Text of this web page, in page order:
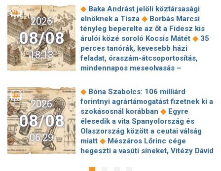
tojással dobálták meg a
miniszterelnököt – Koszovóban ◆
Szépségipar és orvosi turizmus:
milyen erős Budapest a plasztikai
sebészet térképén? ◆ 72 óra
Montenegróban ◆35 perces tanórák
lehetnek az alsó tagozatos diákoknak,
komoly változások jöhetnek az
András kirúgásával kezdődött, most a
köztársasági elnökké választásával ér
véget◆Farkas Fanni, a Tv2 Híradó új
arca a legvagányabb híradós: imád
veszélyesen élni◆Eldől a
planetárium jövője – posztolt a
miniszter◆Hogy is volt, amikor Baka
2026
08/08
18:13
◆ Baka Andrást jelöli köztársasági
elnöknek a Tisza ◆ Borbás Marcsi
tényleg beperelte az őt a Fidesz kis
árulói közé soroló Kocsis Mátét ◆ 35
perces tanórák, kevesebb házi
feladat, óraszám-átcsoportosítás,
mindennapos meseolvasás –
tagozatos javaslatcsomagja
Lemond és az egyetemről is távozik
az Ádám Zoltánt kirúgó corvinusos
rektorhelyettes◆
Katasztrófavédelem: Ez már nekünk is
sok! És sajnos nem látjuk a végét ◆
Nem fizeti vissza a vételárat a zuglói
kormányzati negyed
ingatlanfejlesztője
2026
08/08
06:29
◆ Bóna Szabolcs: 106 milliárd
forintnyi agrártámogatást fizetnek ki a
szokásosnál korábban ◆ Egyre
élesedik a vita Spanyolország és
Olaszország között a ceutai válság
miatt ◆ Mészáros Lőrinc cége
hegeszti a vasúti síneket, Vitézy Dávid